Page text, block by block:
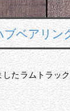
ベアリ
したラムトラ